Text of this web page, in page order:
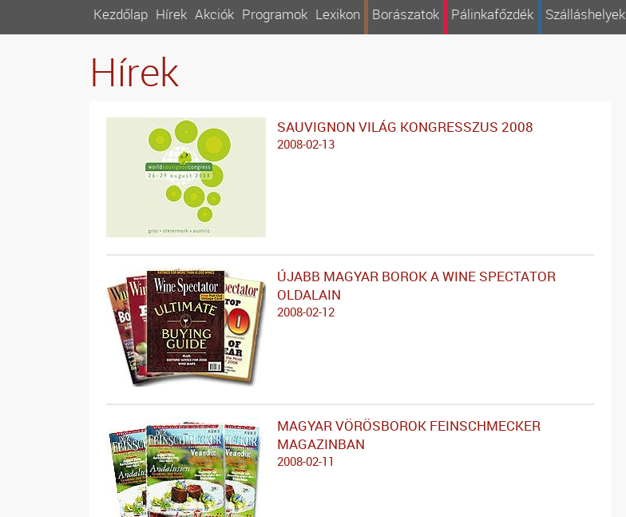
Kezdőlap Hírek Akciók Programok Lexikon Borászatok Pálinkafőzdék Szálláshelyek
Hírek
SAUVIGNON VILÁG KONGRESSZUS 2008
2008-02-13
ÚJABB MAGYAR BOROK A WINE SPECTATOR
OLDALAIN
2008-02-12
MAGYAR VÖRÖSBOROK FEINSCHMECKER
MAGAZINBAN
2008-02-11